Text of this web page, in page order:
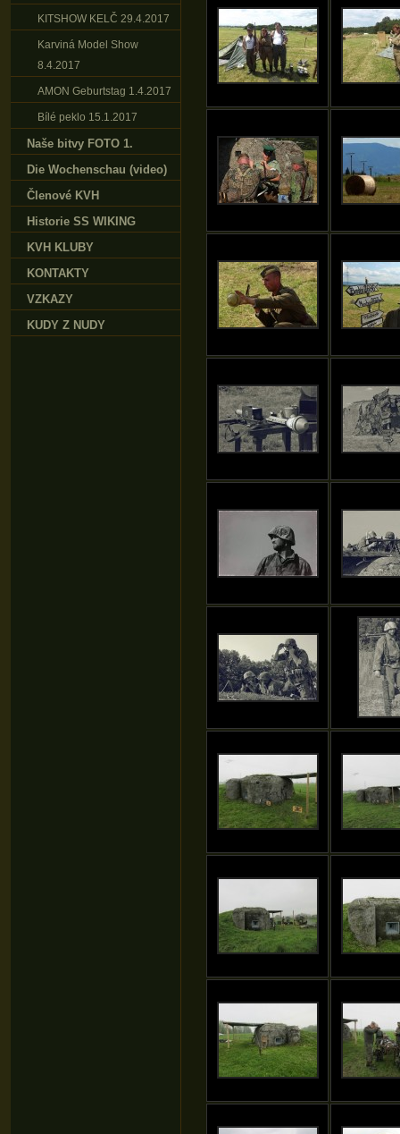
KITSHOW KELČ 29.4.2017
Karviná Model Show
8.4.2017
AMON Geburtstag 1.4.2017
Bílé peklo 15.1.2017
Naše bitvy FOTO 1.
Die Wochenschau (video)
Členové KVH
Historie SS WIKING
KVH KLUBY
KONTAKTY
VZKAZY
KUDY Z NUDY